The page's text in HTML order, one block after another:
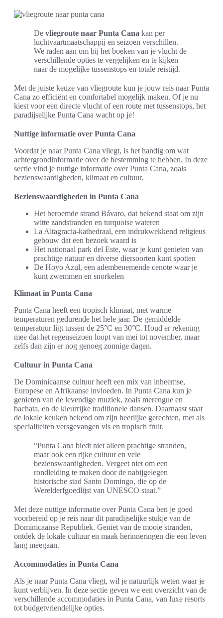
De vliegroute naar Punta Cana kan per
luchtvaartmaatschappij en seizoen verschillen.
We raden aan om bij het boeken van je vlucht de
verschillende opties te vergelijken en te kijken
naar de mogelijke tussenstops en totale reistijd.
Met de juiste keuze van vliegroute kun je jouw reis naar Punta
Cana zo efficiënt en comfortabel mogelijk maken. Of je nu
kiest voor een directe vlucht of een route met tussenstops, het
paradijselijke Punta Cana wacht op je!
Nuttige informatie over Punta Cana
Voordat je naar Punta Cana vliegt, is het handig om wat
achtergrondinformatie over de bestemming te hebben. In deze
sectie vind je nuttige informatie over Punta Cana, zoals
bezienswaardigheden, klimaat en cultuur.
Bezienswaardigheden in Punta Cana
Het beroemde strand Bávaro, dat bekend staat om zijn
witte zandstranden en turquoise wateren
La Altagracia-kathedraal, een indrukwekkend religieus
gebouw dat een bezoek waard is
Het nationaal park del Este, waar je kunt genieten van
prachtige natuur en diverse diersoorten kunt spotten
De Hoyo Azul, een adembenemende cenote waar je
kunt zwemmen en snorkelen
Klimaat in Punta Cana
Punta Cana heeft een tropisch klimaat, met warme
temperaturen gedurende het hele jaar. De gemiddelde
temperatuur ligt tussen de 25°C en 30°C. Houd er rekening
mee dat het regenseizoen loopt van mei tot november, maar
zelfs dan zijn er nog genoeg zonnige dagen.
Cultuur in Punta Cana
De Dominicaanse cultuur heeft een mix van inheemse,
Europese en Afrikaanse invloeden. In Punta Cana kun je
genieten van de levendige muziek, zoals merengue en
bachata, en de kleurrijke traditionele dansen. Daarnaast staat
de lokale keuken bekend om zijn heerlijke gerechten, met als
specialiteiten versgevangen vis en tropisch fruit.
“Punta Cana biedt niet alleen prachtige stranden,
maar ook een rijke cultuur en vele
bezienswaardigheden. Vergeet niet om een
rondleiding te maken door de nabijgelegen
historische stad Santo Domingo, die op de
Werelderfgoedlijst van UNESCO staat.”
Met deze nuttige informatie over Punta Cana ben je goed
voorbereid op je reis naar dit paradijselijke stukje van de
Dominicaanse Republiek. Geniet van de mooie stranden,
ontdek de lokale cultuur en maak herinneringen die een leven
lang meegaan.
Accommodaties in Punta Cana
Als je naar Punta Cana vliegt, wil je natuurlijk weten waar je
kunt verblijven. In deze sectie geven we een overzicht van de
verschillende accommodaties in Punta Cana, van luxe resorts
tot budgetvriendelijke opties.